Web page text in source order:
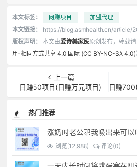
本文标签： 网赚项目
加盟代理
本文链接：
https://blog.asmhealth.cn/article/
版权声明：
本文由爱诗美家医原创发布，转载
用-相同方式共享 4.0 国际 (CC BY-NC-SA 4.0)
上一篇
日赚50项目(日赚万元项目)
日赚700(
热门推荐
涨奶时老公帮我吸出来可以
浏览(12,988) 评论(0)